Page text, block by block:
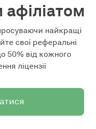
найкращі
свої реферальні
50% від кожного
ліцензії